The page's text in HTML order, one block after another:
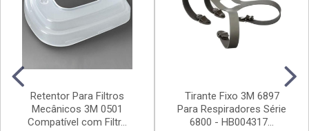
Retentor Para Filtros
Mecânicos 3M 0501
Compatível com Filtr...
Tirante Fixo 3M 6897
Para Respiradores Série
6800 - HB004317...